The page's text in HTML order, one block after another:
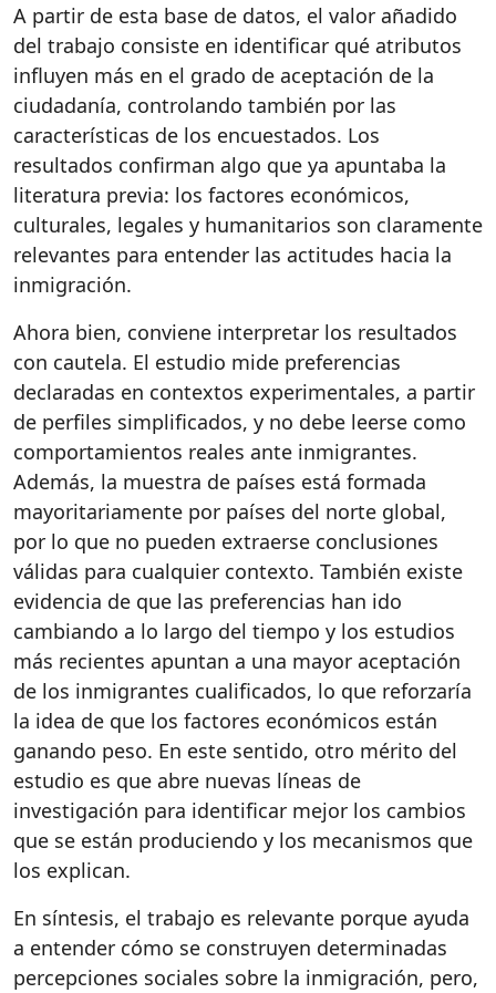
A partir de esta base de datos, el valor añadido
del trabajo consiste en identificar qué atributos
influyen más en el grado de aceptación de la
ciudadanía, controlando también por las
características de los encuestados. Los
resultados confirman algo que ya apuntaba la
literatura previa: los factores económicos,
culturales, legales y humanitarios son claramente
relevantes para entender las actitudes hacia la
inmigración.
Ahora bien, conviene interpretar los resultados
con cautela. El estudio mide preferencias
declaradas en contextos experimentales, a partir
de perfiles simplificados, y no debe leerse como
comportamientos reales ante inmigrantes.
Además, la muestra de países está formada
mayoritariamente por países del norte global,
por lo que no pueden extraerse conclusiones
válidas para cualquier contexto. También existe
evidencia de que las preferencias han ido
cambiando a lo largo del tiempo y los estudios
más recientes apuntan a una mayor aceptación
de los inmigrantes cualificados, lo que reforzaría
la idea de que los factores económicos están
ganando peso. En este sentido, otro mérito del
estudio es que abre nuevas líneas de
investigación para identificar mejor los cambios
que se están produciendo y los mecanismos que
los explican.
En síntesis, el trabajo es relevante porque ayuda
a entender cómo se construyen determinadas
percepciones sociales sobre la inmigración, pero,